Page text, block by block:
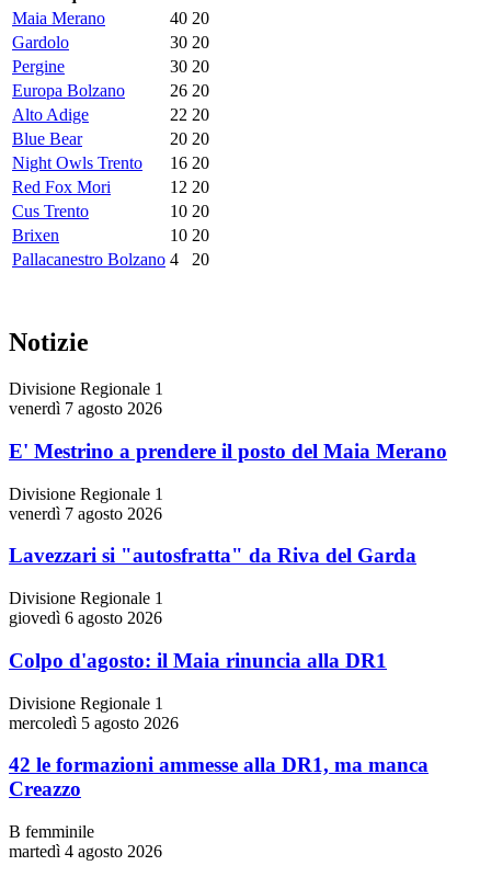
Maia Merano
40 20
Gardolo
30 20
Pergine
30 20
Europa Bolzano
26 20
Alto Adige
22 20
Blue Bear
20 20
Night Owls Trento
16 20
Red Fox Mori
12 20
Cus Trento
10 20
Brixen
10 20
Pallacanestro Bolzano 4 20
Notizie
Divisione Regionale 1
venerdì 7 agosto 2026
E' Mestrino a prendere il posto del Maia Merano
Divisione Regionale 1
venerdì 7 agosto 2026
Lavezzari si "autosfratta" da Riva del Garda
Divisione Regionale 1
giovedì 6 agosto 2026
Colpo d'agosto: il Maia rinuncia alla DR1
Divisione Regionale 1
mercoledì 5 agosto 2026
42 le formazioni ammesse alla DR1, ma manca
Creazzo
B femminile
martedì 4 agosto 2026